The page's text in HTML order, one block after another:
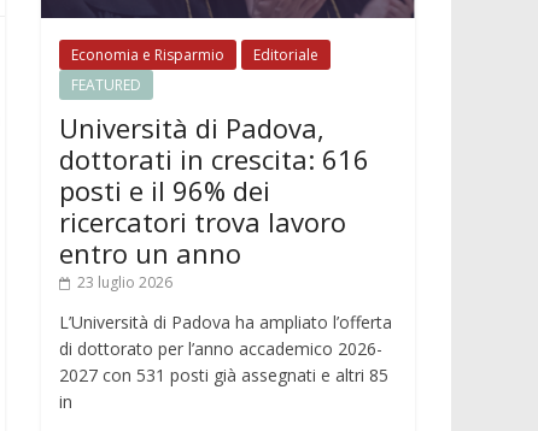
Economia e Risparmio
Editoriale
FEATURED
Università di Padova,
dottorati in crescita: 616
posti e il 96% dei
ricercatori trova lavoro
entro un anno
23 luglio 2026
L’Università di Padova ha ampliato l’offerta
di dottorato per l’anno accademico 2026-
2027 con 531 posti già assegnati e altri 85
in